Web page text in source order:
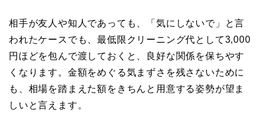
相手が友人や知人であっても、「気にしないで」と言
われたケースでも、最低限クリーニング代として3,000
円ほどを包んで渡しておくと、良好な関係を保ちやす
くなります。金額をめぐる気まずさを残さないために
も、相場を踏まえた額をきちんと用意する姿勢が望ま
しいと言えます。